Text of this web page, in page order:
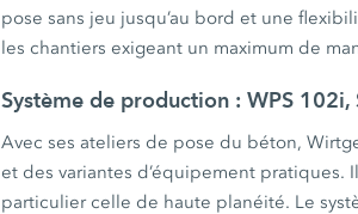
pose sans jeu jusqu’au bord et une
les chantiers exigeant un maximum de
Système de production : WPS
Avec ses ateliers de pose du béton,
et des variantes d’équipement pratiques.
particulier celle de haute planéité. Le